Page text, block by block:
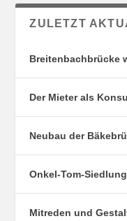
ZULETZT
Breitenbachbrücke
Der Mieter als
Neubau der
Onkel-Tom-
Mitreden und